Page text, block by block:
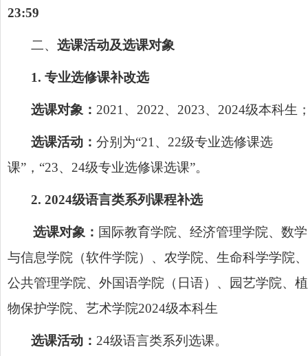
23:59
二、 选课活动及选课对象
1. 专业选修课补改选
选课对象： 2021、2022、2023、2024级本科生
选课活动： 分别为“21、22级专业选修课选
课”，“23、24级专业选修课选课”。
2. 2024级语言类系列课程补选
选课对象： 国际教育学院、经济管理学院、数学
与信息学院（软件学院）、农学院、生命科学学院、
公共管理学院、外国语学院（日语）、园艺学院、植
物保护学院、艺术学院2024级本科生
选课活动： 24级语言类系列选课。